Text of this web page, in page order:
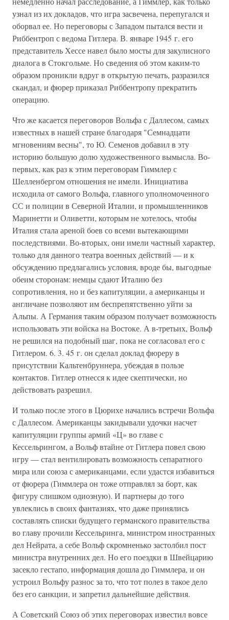
узнал из их докладов, что игра засвечена, перепугался и
оборвал ее. Но переговоры с Западом пытался вести и
Риббентроп с ведома Гитлера. В. январе 1945 г. его
представитель Хессе навел было мосты для закулисного
диалога в Стокгольме. Но сведения об этом каким-то
образом проникли вдруг в открытую печать, разразился
скандал, и фюрер приказал Риббентропу прекратить
операцию.
Что же касается переговоров Вольфа с Даллесом, самых
известных в нашей стране благодаря "Семнадцати
мгновениям весны", то Ю. Семенов добавил в эту
историю большую долю художественного вымысла. Во-
первых, как раз к этим переговорам Гиммлер с
Шелленбергом отношения не имели. Инициатива
исходила от самого Вольфа, главного уполномоченного
СС и полиции в Северной Италии, и промышленников
Маринетти и Оливетти, которым не хотелось, чтобы
Италия стала ареной боев со всеми вытекающими
последствиями. Во-вторых, они имели частный характер,
только для данного театра военных действий — и к
обсуждению предлагались условия, вроде бы, выгодные
обеим сторонам: немцы сдают Италию без
сопротивления, но и без капитуляции, а американцы и
англичане позволяют им беспрепятственно уйти за
Альпы. А Германия таким образом получает возможность
использовать эти войска на Востоке. А в-третьих, Вольф
не решился на подобный шаг, пока не согласовал его с
Гитлером. 6. 3. 45 г. он сделал доклад фюреру в
присутствии Кальтенбруннера, убеждая в пользе
контактов. Гитлер отнесся к идее скептически, но
действовать разрешил.
И только после этого в Цюрихе начались встречи Вольфа
с Даллесом. Американцы закидывали удочки насчет
капитуляции группы армий «Ц» во главе с
Кессельрингом, а Вольф втайне от Гитлера повел свою
игру — стал вентилировать возможность сепаратного
мира или союза с американцами, если удастся избавиться
от фюрера (Гиммлера он тоже отправлял за борт, как
фигуру слишком одиозную). И партнеры до того
увлеклись в своих фантазиях, что даже принялись
составлять списки будущего германского правительства
во главу прочили Кессельринга, министром иностранных
дел Нейрата, а себе Вольф скромненько застолбил пост
министра внутренних дел. Но его поездки в Швейцарию
засекло гестапо, информация дошла до Гиммлера, и он
устроил Вольфу разнос за то, что тот полез в такое дело
без его санкции, и запретил дальнейшие действия.
А Советский Союз об этих переговорах известил вовсе